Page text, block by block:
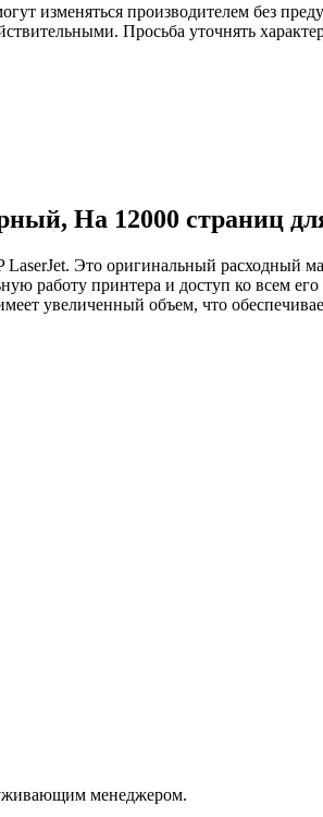
изменяться производителем без
Просьба уточнять
На 12000 страниц
Это оригинальный расходный
работу принтера и доступ ко всем
увеличенный объем, что
менеджером.